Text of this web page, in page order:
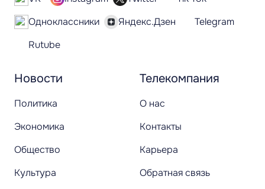
Новости
Политика
Экономика
Общество
Культура
Телекомпания
О нас
Контакты
Карьера
Обратная связь
Одноклассники
Яндекс.Дзен
Telegram
Rutube